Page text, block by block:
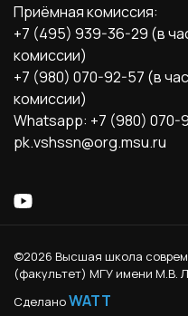
Приёмная комиссия:
+7 (495) 939-36-29 (в
комиссии)
+7 (980) 070-92-57 (в
комиссии)
Whatsapp: +7 (980) 070-
pk.vshssn@org.msu.ru
©2026 Высшая школа
(факультет) МГУ имени М.В.
СделаноWATT